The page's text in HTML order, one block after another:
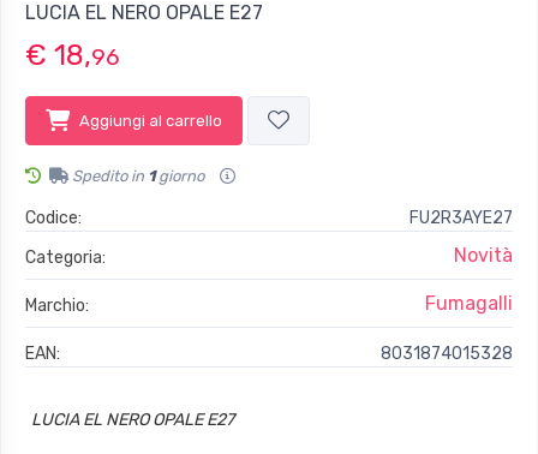
LUCIA EL NERO OPALE E27
€ 18,96
Aggiungi al carrello
Spedito in 1giorno
Codice:
FU2R3AYE27
Categoria:
Novità
Marchio: Fumagalli
EAN: 8031874015328
LUCIA EL NERO OPALE E27